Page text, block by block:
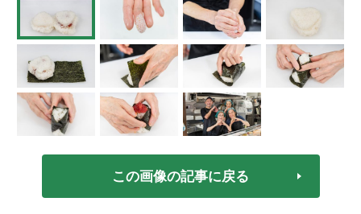
この画像の記事に戻る